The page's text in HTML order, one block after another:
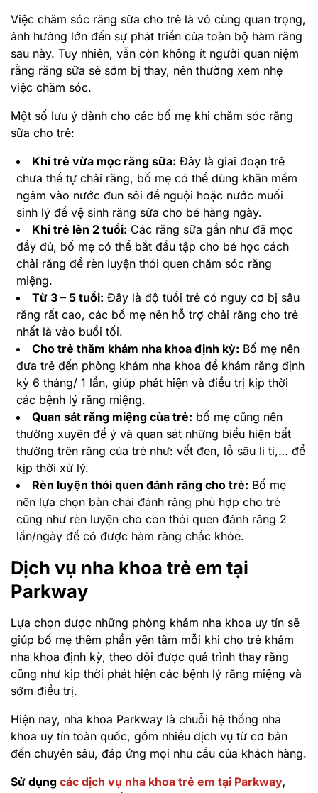
Việc chăm sóc răng sữa cho trẻ là vô cùng quan trọng,
ảnh hưởng lớn đến sự phát triển của toàn bộ hàm răng
sau này. Tuy nhiên, vẫn còn không ít người quan niệm
rằng răng sữa sẽ sớm bị thay, nên thường xem nhẹ
việc chăm sóc.
Một số lưu ý dành cho các bố mẹ khi chăm sóc răng
sữa cho trẻ:
Khi trẻ vừa mọc răng sữa: Đây là giai đoạn trẻ
chưa thể tự chải răng, bố mẹ có thể dùng khăn mềm
ngâm vào nước đun sôi để nguội hoặc nước muối
sinh lý để vệ sinh răng sữa cho bé hàng ngày.
Khi trẻ lên 2 tuổi: Các răng sữa gần như đã mọc
đầy đủ, bố mẹ có thể bắt đầu tập cho bé học cách
chải răng để rèn luyện thói quen chăm sóc răng
miệng.
Từ 3 – 5 tuổi: Đây là độ tuổi trẻ có nguy cơ bị sâu
răng rất cao, các bố mẹ nên hỗ trợ chải răng cho trẻ
nhất là vào buổi tối.
Cho trẻ thăm khám nha khoa định kỳ: Bố mẹ nên
đưa trẻ đến phòng khám nha khoa để khám răng định
kỳ 6 tháng/ 1 lần, giúp phát hiện và điều trị kịp thời
các bệnh lý răng miệng.
Quan sát răng miệng của trẻ: bố mẹ cũng nên
thường xuyên để ý và quan sát những biểu hiện bất
thường trên răng của trẻ như: vết đen, lỗ sâu li ti,… để
kịp thời xử lý.
Rèn luyện thói quen đánh răng cho trẻ: Bố mẹ
nên lựa chọn bàn chải đánh răng phù hợp cho trẻ
cũng như rèn luyện cho con thói quen đánh răng 2
lần/ngày để có được hàm răng chắc khỏe.
Dịch vụ nha khoa trẻ em tại
Parkway
Lựa chọn được những phòng khám nha khoa uy tín sẽ
giúp bố mẹ thêm phần yên tâm mỗi khi cho trẻ khám
nha khoa định kỳ, theo dõi được quá trình thay răng
cũng như kịp thời phát hiện các bệnh lý răng miệng và
sớm điều trị.
Hiện nay, nha khoa Parkway là chuỗi hệ thống nha
khoa uy tín toàn quốc, gồm nhiều dịch vụ từ cơ bản
đến chuyên sâu, đáp ứng mọi nhu cầu của khách hàng.
Sử dụng các dịch vụ nha khoa trẻ em tại Parkway,